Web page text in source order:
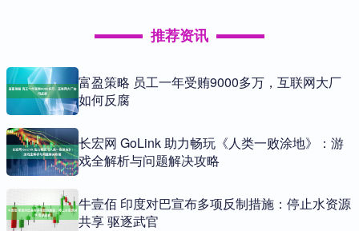
推荐资讯
富盈策略 员工一年受贿9000多万，互联网大厂
如何反腐
长宏网 GoLink 助力畅玩《人类一败涂地》：游
戏全解析与问题解决攻略
牛壹佰 印度对巴宣布多项反制措施：停止水资源
共享 驱逐武官